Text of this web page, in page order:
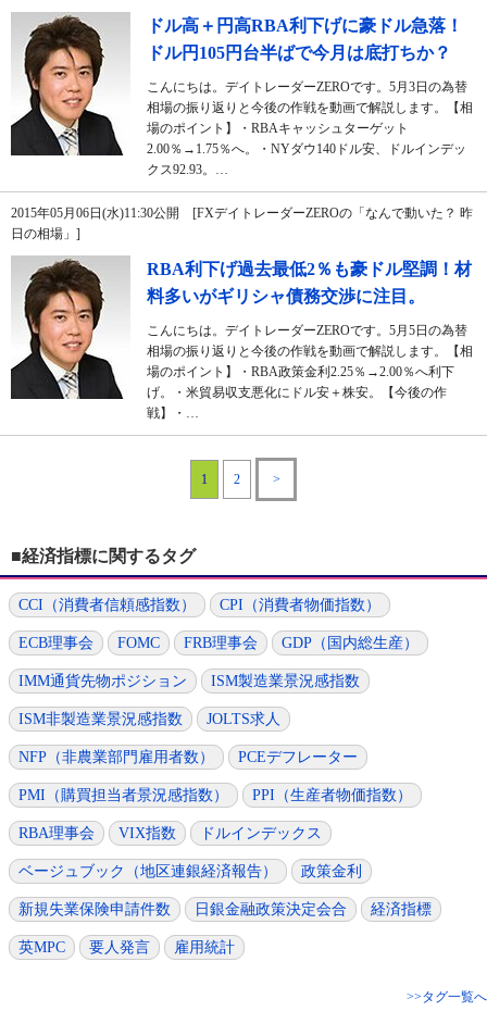
ドル高＋円高RBA利下げに豪ドル急落！
ドル円105円台半ばで今月は底打ちか？
こんにちは。デイトレーダーZEROです。5月3日の為替
相場の振り返りと今後の作戦を動画で解説します。【相
場のポイント】・RBAキャッシュターゲット
2.00％→1.75％へ。・NYダウ140ドル安、ドルインデッ
クス92.93。…
2015年05月06日(水)11:30公開 [FXデイトレーダーZEROの「なんで動いた？ 昨
日の相場」]
RBA利下げ過去最低2％も豪ドル堅調！材
料多いがギリシャ債務交渉に注目。
こんにちは。デイトレーダーZEROです。5月5日の為替
相場の振り返りと今後の作戦を動画で解説します。【相
場のポイント】・RBA政策金利2.25％→2.00％へ利下
げ。・米貿易収支悪化にドル安＋株安。【今後の作
戦】・…
1 2 >
■経済指標に関するタグ
CCI（消費者信頼感指数） CPI（消費者物価指数）
ECB理事会 FOMC FRB理事会 GDP（国内総生産）
IMM通貨先物ポジション ISM製造業景況感指数
ISM非製造業景況感指数 JOLTS求人
NFP（非農業部門雇用者数） PCEデフレーター
PMI（購買担当者景況感指数） PPI（生産者物価指数）
RBA理事会 VIX指数 ドルインデックス
ベージュブック（地区連銀経済報告） 政策金利
新規失業保険申請件数 日銀金融政策決定会合 経済指標
英MPC 要人発言 雇用統計
>>タグ一覧へ